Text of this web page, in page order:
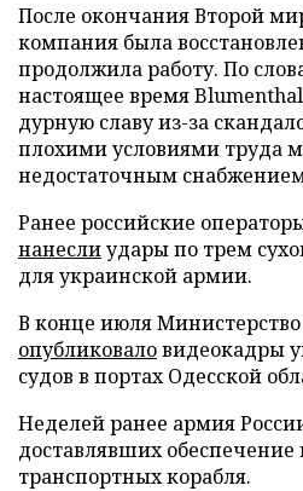
После окончания Второй
компания была
продолжила работу. По
настоящее время
дурную славу из-за
плохими условиями труда
недостаточным
Ранее российские
нанеслиудары по трем
для украинской армии.
В конце июля
опубликоваловидеокадры
судов в портах Одесской
Неделей ранее армия
доставлявших
транспортных корабля.